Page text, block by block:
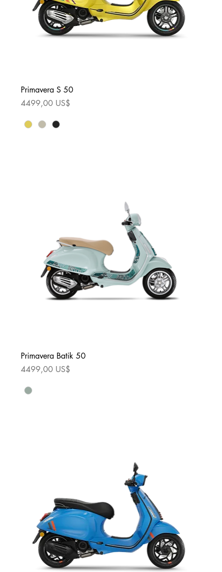
Primavera S 50
Precio
4499,00 US$
Primavera Batik 50
Precio
4499,00 US$